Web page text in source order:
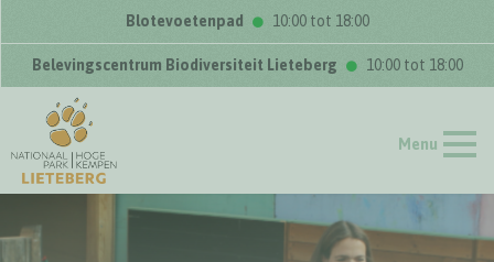
Blotevoetenpad 10:00 tot 18:00
Belevingscentrum Biodiversiteit Lieteberg 10:00 tot 18:00
Menu